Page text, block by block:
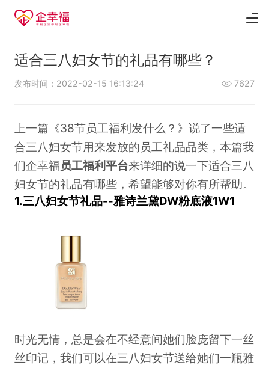
适合三八妇女节的礼品有哪些？
发布时间：2022-02-15 16:13:24 7627
上一篇《38节员工福利发什么？ 》说了一些适
合三八妇女节用来发放的员工礼品品类，本篇我
们企幸福员工福利平台来详细的说一下适合三八
妇女节的礼品有哪些，希望能够对你有所帮助。
1.三八妇女节礼品--雅诗兰黛DW粉底液1W1
时光无情，总是会在不经意间她们脸庞留下一丝
丝印记，我们可以在三八妇女节送给她们一瓶雅